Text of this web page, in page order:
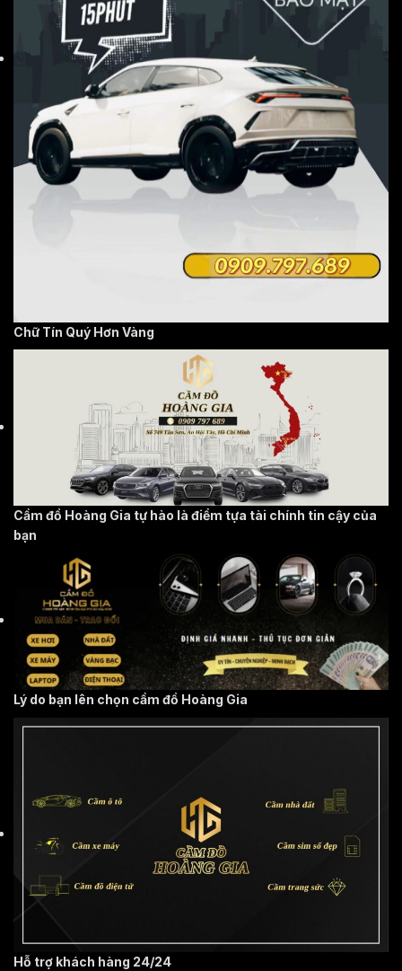
Chữ Tín Quý Hơn Vàng
Cầm đồ Hoàng Gia tự hào là điểm tựa tài chính tin cậy của
bạn
Lý do bạn lên chọn cầm đồ Hoàng Gia
Hỗ trợ khách hàng 24/24